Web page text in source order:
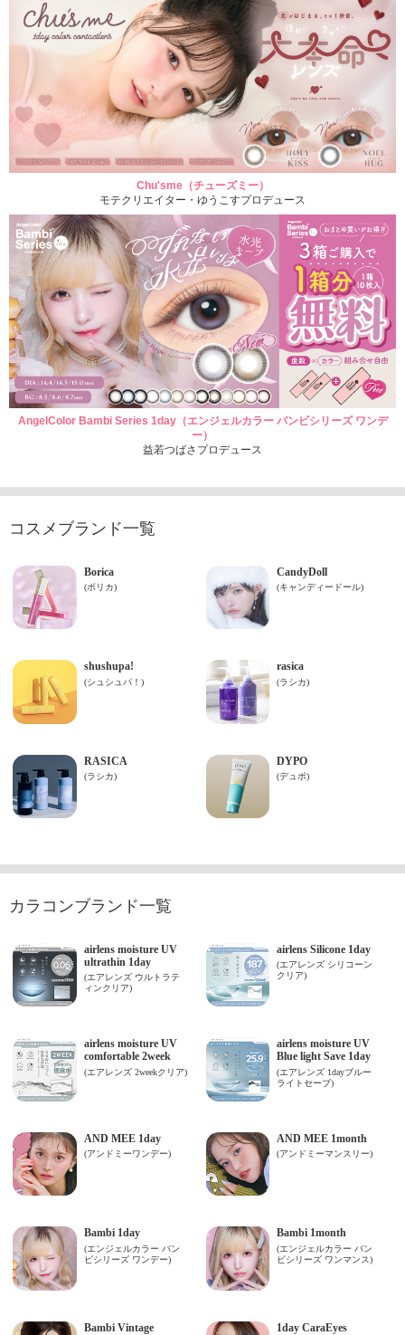
Chu'sme（チューズミー）
モテクリエイター・ゆうこすプロデュース
AngelColor Bambi Series 1day（エンジェルカラー バンビシリーズ ワンデ
ー）
益若つばさプロデュース
コスメブランド一覧
カラコンブランド一覧